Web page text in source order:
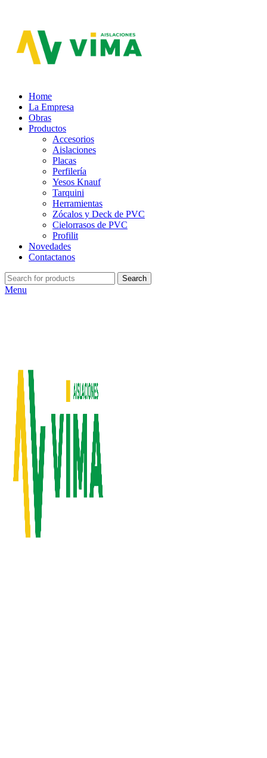
Home
La Empresa
Obras
Productos
Accesorios
Aislaciones
Placas
Perfilería
Yesos Knauf
Tarquini
Herramientas
Zócalos y Deck de PVC
Cielorrasos de PVC
Profilit
Novedades
Contactanos
Search
Menu